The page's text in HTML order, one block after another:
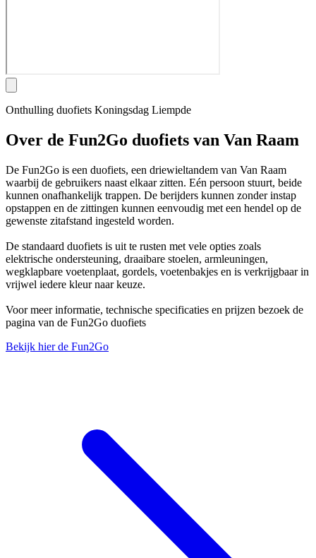
Onthulling duofiets Koningsdag Liempde
Over de Fun2Go duofiets van Van Raam
De Fun2Go is een duofiets, een driewieltandem van Van Raam
waarbij de gebruikers naast elkaar zitten. Eén persoon stuurt, beide
kunnen onafhankelijk trappen. De berijders kunnen zonder instap
opstappen en de zittingen kunnen eenvoudig met een hendel op de
gewenste zitafstand ingesteld worden.
De standaard duofiets is uit te rusten met vele opties zoals
elektrische ondersteuning, draaibare stoelen, armleuningen,
wegklapbare voetenplaat, gordels, voetenbakjes en is verkrijgbaar in
vrijwel iedere kleur naar keuze.
Voor meer informatie, technische specificaties en prijzen bezoek de
pagina van de Fun2Go duofiets
Bekijk hier de Fun2Go